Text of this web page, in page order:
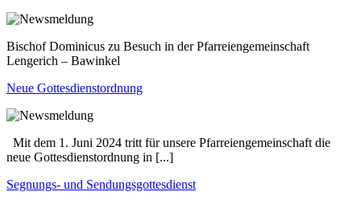
Bischof Dominicus zu Besuch in der Pfarreiengemeinschaft
Lengerich – Bawinkel
Neue Gottesdienstordnung
Mit dem 1. Juni 2024 tritt für unsere Pfarreiengemeinschaft die
neue Gottesdienstordnung in [...]
Segnungs- und Sendungsgottesdienst